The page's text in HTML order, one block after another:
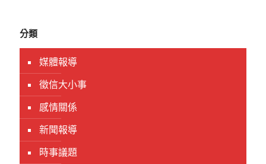
分類
媒體報導
徵信大小事
感情關係
新聞報導
時事議題